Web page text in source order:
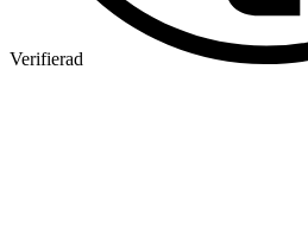
Verifierad